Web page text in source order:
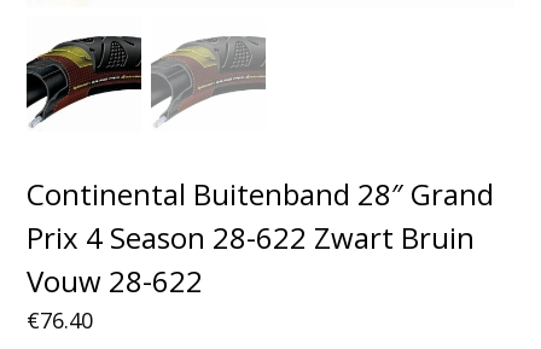
Continental Buitenband 28″ Grand
Prix 4 Season 28-622 Zwart Bruin
Vouw 28-622
€76.40